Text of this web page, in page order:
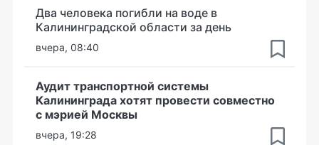
Два человека погибли на воде в
Калининградской области за день
вчера, 08:40
Аудит транспортной системы
Калининграда хотят провести совместно
с мэрией Москвы
вчера, 19:28